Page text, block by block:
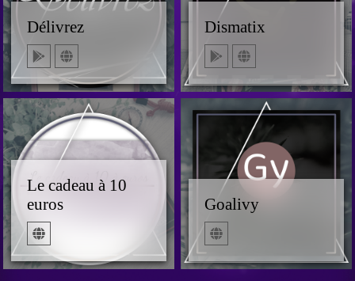
Délivrez Dismatix
Le cadeau à 10
euros
Goalivy